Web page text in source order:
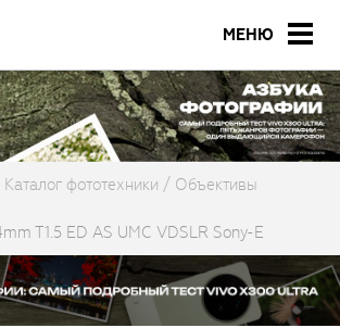
МЕНЮ
Каталог фототехники
Объективы
T1.5 ED AS UMC VDSLR Sony-E